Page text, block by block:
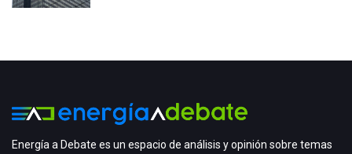
Energía a Debate es un espacio de análisis y opinión sobre temas